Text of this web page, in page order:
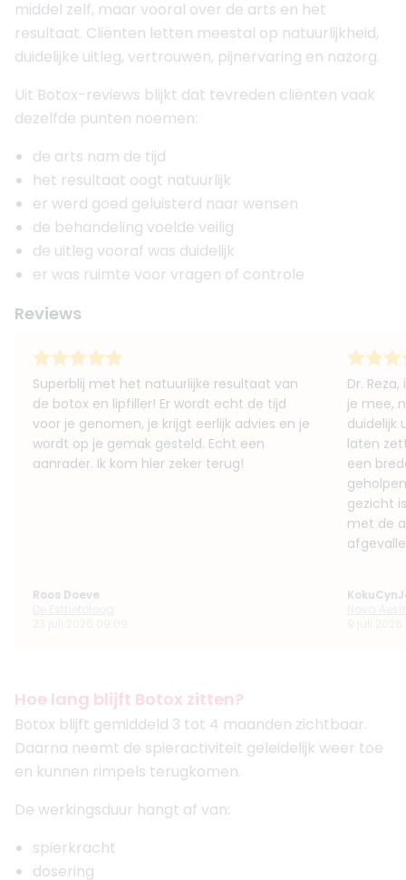
middel zelf, maar vooral over de arts en het
resultaat. Cliënten letten meestal op natuurlijkheid,
duidelijke uitleg, vertrouwen, pijnervaring en nazorg.
Uit Botox-reviews blijkt dat tevreden cliënten vaak
dezelfde punten noemen:
de arts nam de tijd
het resultaat oogt natuurlijk
er werd goed geluisterd naar wensen
de behandeling voelde veilig
de uitleg vooraf was duidelijk
er was ruimte voor vragen of controle
Reviews
Superblij met het natuurlijke resultaat van
de botox en lipfiller! Er wordt echt de tijd
voor je genomen, je krijgt eerlijk advies en je
wordt op je gemak gesteld. Echt een
aanrader. Ik kom hier zeker terug!
Roos Doeve
Dr.
je mee,
duidelijk
laten
een
gezicht
met de
Hoe lang blijft Botox zitten?
Botox blijft gemiddeld 3 tot 4 maanden zichtbaar.
Daarna neemt de spieractiviteit geleidelijk weer toe
en kunnen rimpels terugkomen.
De werkingsduur hangt af van:
spierkracht
dosering